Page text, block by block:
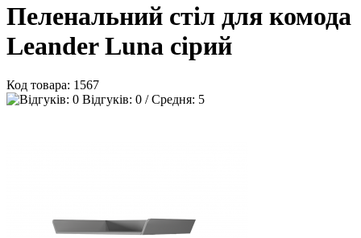
Пеленальний стіл для комода
Leander Luna сірий
Код товара: 1567
Відгуків: 0 / Средня: 5